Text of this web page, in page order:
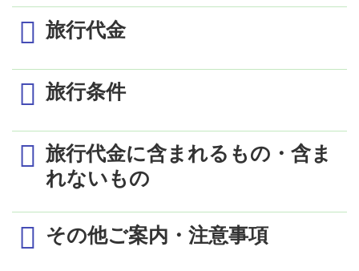
1日目
シティ乗継ぎにてカンクンへ
＝＝＝＝ 日付変更線通過 ＝＝＝＝
19:00～20:00頃カンクン着。専用車にてリビエラマ
ヤのホテルへ（約60分）
リビエラマヤ泊
2日目
専用車にてゴルフ場へ（約15分）
R.TジョーンズJr設計のリビエラマヤゴルフクラブ
にて18Hプレー〈セルフ・カート利用〉
旅行代金
出発日／発着地
8/14～8/16
8/13,8/17～8/24,9/12,9/13,9/15～9/20
643,000
旅行条件
最少催行人員 2名
食事条件
朝食4回、昼食3回、夕食4回付
添乗員
同行しません
現地契約会社係員がお世話致しま
旅行代金に含まれるもの・含ま
れないもの
その他ご案内・注意事項